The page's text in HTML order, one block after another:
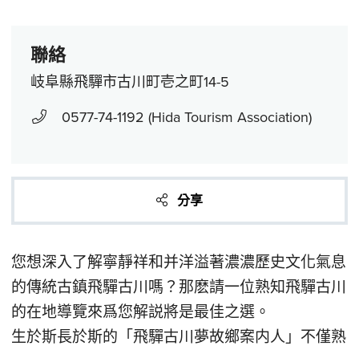
聯絡
岐阜縣飛驒市古川町壱之町14-5
0577-74-1192 (Hida Tourism Association)
分享
您想深入了解寧靜祥和并洋溢著濃濃歷史文化氣息
的傳統古鎮飛驒古川嗎？那麽請一位熟知飛驒古川
的在地導覽來爲您解説將是最佳之選。
生於斯長於斯的「飛驒古川夢故鄉案内人」不僅熟